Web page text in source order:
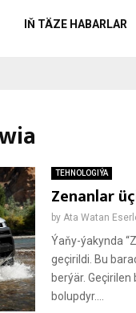
IŇ TÄZE HABARLAR
TEHNOLOGIÝA
Zenanlar
by Ata Watan
Ýaňy-ýakynda
geçirildi. Bu
berýär.
bolupdyr....